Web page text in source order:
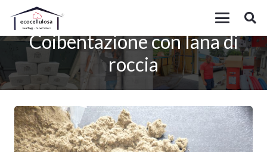
Coibentazione con lana di
roccia